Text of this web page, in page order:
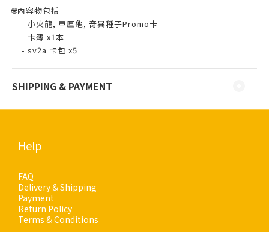
🌐內容物包括
- 小火龍, 車厘龜, 奇異種子Promo卡
- 卡簿 x1本
- sv2a 卡包 x5
SHIPPING & PAYMENT
Help
FAQ
Delivery & Shipping
Payment
Return Policy
Terms & Conditions